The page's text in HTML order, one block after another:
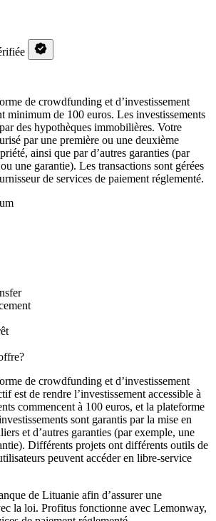
de crowdfunding et d’investissement
minimum de 100 euros. Les investissements
des hypothèques immobilières. Votre
par une première ou une deuxième
ainsi que par d’autres garanties (par
une garantie). Les transactions sont gérées
de services de paiement réglementé.
de crowdfunding et d’investissement
est de rendre l’investissement accessible à
commencent à 100 euros, et la plateforme
sont garantis par la mise en
et d’autres garanties (par exemple, une
Différents projets ont différents outils de
peuvent accéder en libre-service
de Lituanie afin d’assurer une
la loi. Profitus fonctionne avec Lemonway,